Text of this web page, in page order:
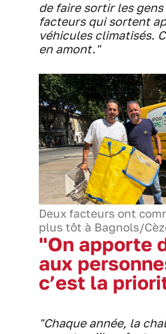
de faire sortir les gens
facteurs qui sortent
véhicules climatisés.
en amont."
Deux facteurs ont
plus tôt à Bagnols/
"On apporte
aux
c’est la
"Chaque année, la